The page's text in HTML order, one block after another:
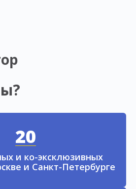
20
и ко-эксклюзивных
и Санкт-Петербурге